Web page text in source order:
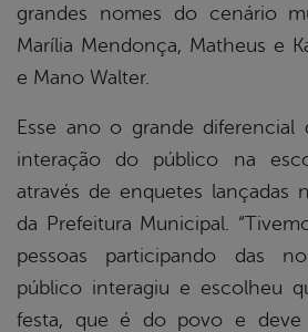
grandes nomes do cenário
Marília Mendonça, Matheus e
e Mano Walter.
Esse ano o grande diferencial
interação do público na
através de enquetes lançadas
da Prefeitura Municipal.
pessoas participando das
público interagiu e escolheu
festa, que é do povo e deve